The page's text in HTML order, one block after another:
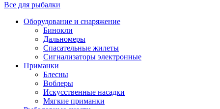
Все для рыбалки
Оборудование и снаряжение
Бинокли
Дальномеры
Спасательные жилеты
Сигнализаторы электронные
Приманки
Блесны
Воблеры
Искусственные насадки
Мягкие приманки